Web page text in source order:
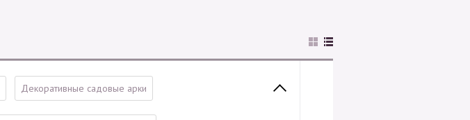
Декоративные садовые арки